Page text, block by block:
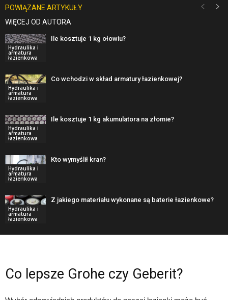
POWIĄZANE ARTYKUŁY
WIĘCEJ OD AUTORA
Hydraulika i
armatura
łazienkowa
Ile kosztuje 1 kg ołowiu?
Hydraulika i
armatura
łazienkowa
Co wchodzi w skład armatury łazienkowej?
Hydraulika i
armatura
łazienkowa
Ile kosztuje 1 kg akumulatora na złomie?
Hydraulika i
armatura
łazienkowa
Kto wymyślił kran?
Hydraulika i
armatura
łazienkowa
Z jakiego materiału wykonane są baterie łazienkowe?
Co lepsze Grohe czy Geberit?